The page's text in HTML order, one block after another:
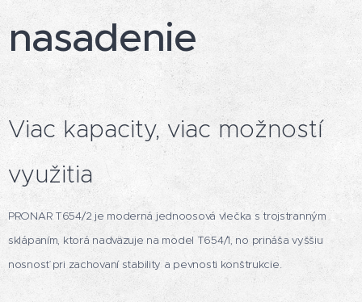
nasadenie
Viac kapacity, viac možností
využitia
PRONAR T654/2 je moderná jednoosová vlečka s trojstranným
sklápaním, ktorá nadväzuje na model T654/1, no prináša vyššiu
nosnosť pri zachovaní stability a pevnosti konštrukcie.